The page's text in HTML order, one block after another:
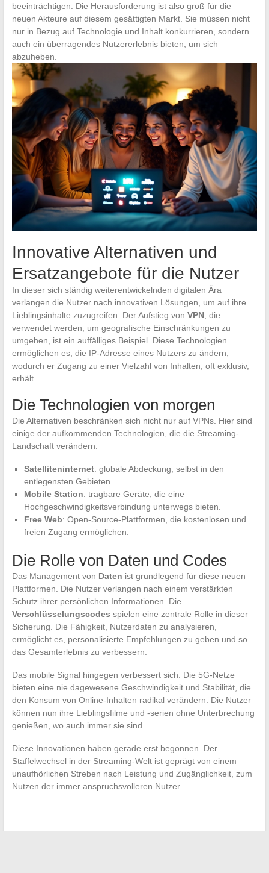
beeinträchtigen. Die Herausforderung ist also groß für die
neuen Akteure auf diesem gesättigten Markt. Sie müssen nicht
nur in Bezug auf Technologie und Inhalt konkurrieren, sondern
auch ein überragendes Nutzererlebnis bieten, um sich
abzuheben.
Innovative Alternativen und
Ersatzangebote für die Nutzer
In dieser sich ständig weiterentwickelnden digitalen Ära
verlangen die Nutzer nach innovativen Lösungen, um auf ihre
Lieblingsinhalte zuzugreifen. Der Aufstieg von VPN, die
verwendet werden, um geografische Einschränkungen zu
umgehen, ist ein auffälliges Beispiel. Diese Technologien
ermöglichen es, die IP-Adresse eines Nutzers zu ändern,
wodurch er Zugang zu einer Vielzahl von Inhalten, oft exklusiv,
erhält.
Die Technologien von morgen
Die Alternativen beschränken sich nicht nur auf VPNs. Hier sind
einige der aufkommenden Technologien, die die Streaming-
Landschaft verändern:
Satelliteninternet: globale Abdeckung, selbst in den
entlegensten Gebieten.
Mobile Station: tragbare Geräte, die eine
Hochgeschwindigkeitsverbindung unterwegs bieten.
Free Web: Open-Source-Plattformen, die kostenlosen und
freien Zugang ermöglichen.
Die Rolle von Daten und Codes
Das Management von Daten ist grundlegend für diese neuen
Plattformen. Die Nutzer verlangen nach einem verstärkten
Schutz ihrer persönlichen Informationen. Die
Verschlüsselungscodes spielen eine zentrale Rolle in dieser
Sicherung. Die Fähigkeit, Nutzerdaten zu analysieren,
ermöglicht es, personalisierte Empfehlungen zu geben und so
das Gesamterlebnis zu verbessern.
Das mobile Signal hingegen verbessert sich. Die 5G-Netze
bieten eine nie dagewesene Geschwindigkeit und Stabilität, die
den Konsum von Online-Inhalten radikal verändern. Die Nutzer
können nun ihre Lieblingsfilme und -serien ohne Unterbrechung
genießen, wo auch immer sie sind.
Diese Innovationen haben gerade erst begonnen. Der
Staffelwechsel in der Streaming-Welt ist geprägt von einem
unaufhörlichen Streben nach Leistung und Zugänglichkeit, zum
Nutzen der immer anspruchsvolleren Nutzer.